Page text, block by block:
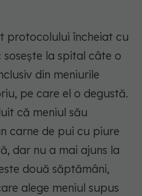
protocolului încheiat cu
la spital câte o
din meniurile
pe care el o degustă.
că meniul său
carne de pui cu piure
dar nu a mai ajuns la
două săptămâni,
alege meniul supus